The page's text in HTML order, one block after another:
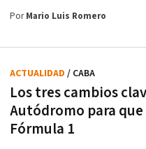
PorMario Luis Romero
Los tres cambios
Autódromo para
Fórmula 1
ACTUALIDAD / CABA